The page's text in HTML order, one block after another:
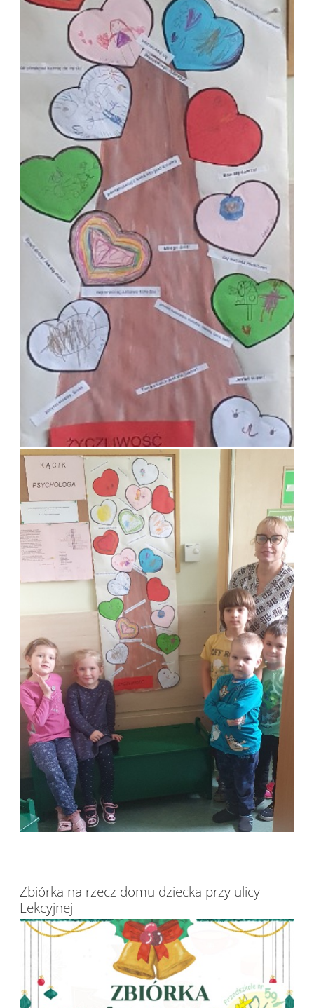
Zbiórka na rzecz domu dziecka przy ulicy
Lekcyjnej